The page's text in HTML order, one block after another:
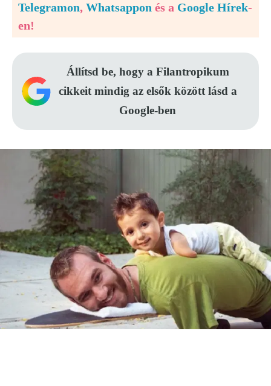
Telegramon, Whatsappon és a Google Hírek-
en!
Állítsd be, hogy a Filantropikum
cikkeit mindig az elsők között lásd a
Google-ben